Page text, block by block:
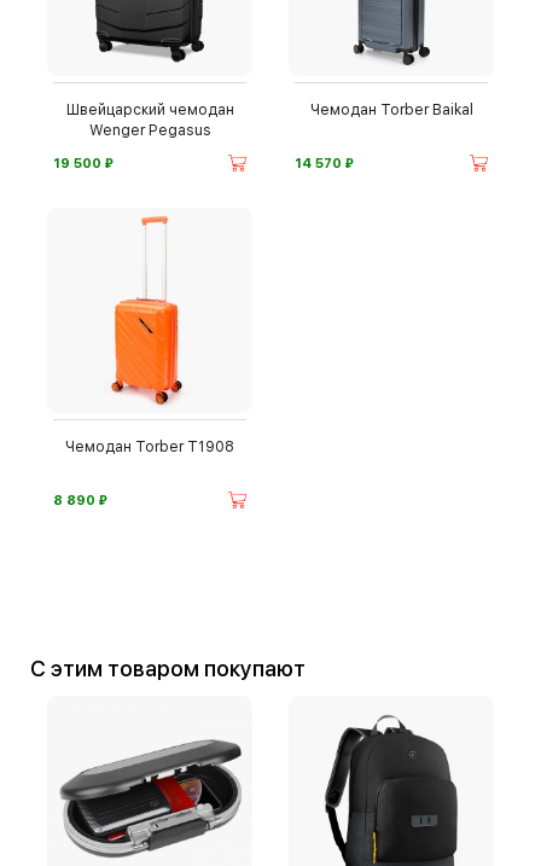
Швейцарский чемодан
Wenger Pegasus
19 500 ⃏
Чемодан Torber Baikal
14 570 ⃏
Чемодан Torber T1908
8 890 ⃏
С этим товаром покупают